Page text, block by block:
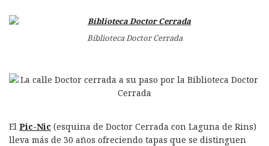
Biblioteca Doctor Cerrada
El Pic-Nic (esquina de Doctor Cerrada con Laguna de Rins)
lleva más de 30 años ofreciendo tapas que se distinguen